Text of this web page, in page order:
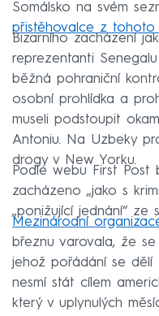
Somálsko na svém
přistěhovalce z tohoto
Bizarního zacházení
reprezentanti
běžná pohraniční
osobní prohlídka a
museli podstoupit
Antoniu. Na Uzbeky
drogy v New Yorku.
Podle webu First Post
zacházeno „jako s
„ponižující jednání“ ze
Mezinárodní
březnu varovala, že
jehož pořádání se dělí
nesmí stát cílem
který v uplynulých